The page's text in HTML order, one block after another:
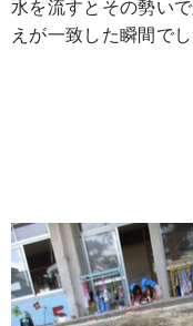
水を流すとその勢い
えが一致した瞬間で